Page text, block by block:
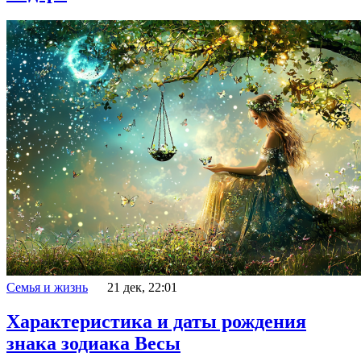
Семья и жизнь 21 дек, 22:01
Характеристика и даты рождения
знака зодиака Весы